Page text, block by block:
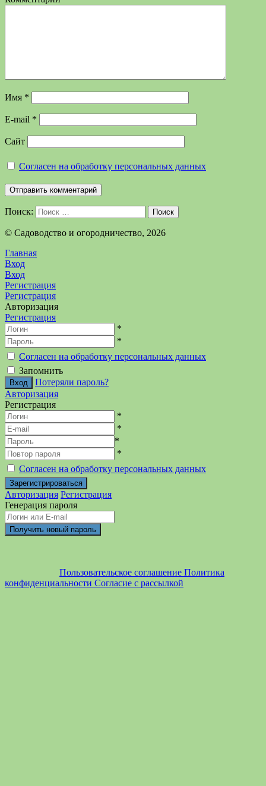
Имя *
E-mail *
Сайт
Согласен на обработку персональных данных
Поиск: Поиск
©️ Садоводство и огородничество, 2026
Главная
Вход
Вход
Регистрация
Регистрация
Авторизация
Регистрация
*
*
Согласен на обработку персональных данных
Запомнить
Потеряли пароль?
Авторизация
Регистрация
*
*
*
*
Согласен на обработку персональных данных
Авторизация Регистрация
Генерация пароля
Пользовательское соглашение Политика
конфиденциальности Согласие с рассылкой